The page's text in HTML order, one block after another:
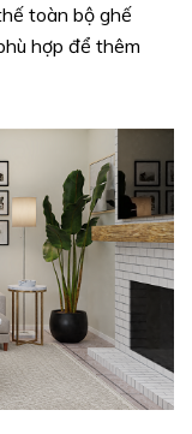
toàn bộ ghế
hợp để thêm